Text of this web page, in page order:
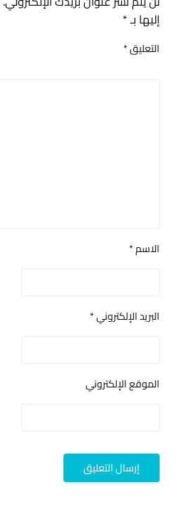
إليها بـ*
التعليق*
الاسم*
البريد الإلكتروني*
الموقع الإلكتروني